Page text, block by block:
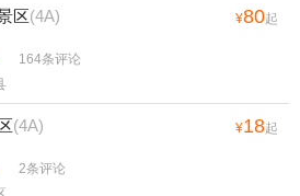
区(4A) ¥80起
164条评论
(4A) ¥18起
2条评论